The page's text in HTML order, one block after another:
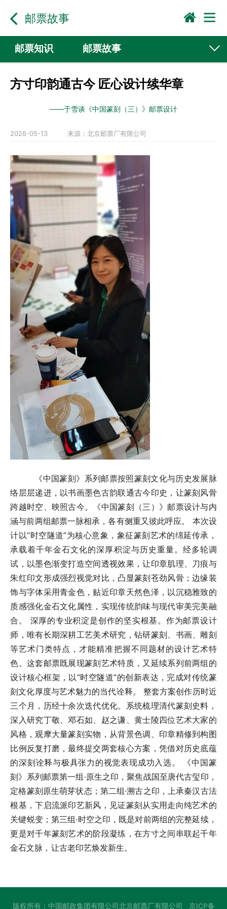
邮票故事
邮票知识 邮票故事
方寸印韵通古今 匠心设计续华章
——于雪谈《中国篆刻（三）》邮票设计
2026-05-13 来源：北京邮票厂有限公司
《中国篆刻》系列邮票按照篆刻文化与历史发展脉
络层层递进，以书画墨色古韵联通古今印史，让篆刻风骨
跨越时空、映照古今。《中国篆刻（三）》邮票设计与内
涵与前两组邮票一脉相承，各有侧重又彼此呼应。 本次设
计以“时空隧道”为核心意象，象征篆刻艺术的绵延传承，
承载着千年金石文化的深厚积淀与历史重量。经多轮调
试，以墨色渐变打造空间透视效果，让印章肌理、刀痕与
朱红印文形成强烈视觉对比，凸显篆刻苍劲风骨；边缘装
饰与字体采用青金色，贴近印章天然色泽，以沉稳雅致的
质感强化金石文化属性，实现传统韵味与现代审美完美融
合。 深厚的专业积淀是创作的坚实根基。作为邮票设计
师，唯有长期深耕工艺美术研究，钻研篆刻、书画、雕刻
等艺术门类特点，才能精准把握不同题材的设计艺术特
色。这套邮票既展现篆刻艺术特质，又延续系列前两组的
设计核心框架，以“时空隧道”的创新表达，完成对传统篆
刻文化厚度与艺术魅力的当代诠释。 整套方案创作历时近
三个月，历经十余次迭代优化。系统梳理清代篆刻史料，
深入研究丁敬、邓石如、赵之谦、黄士陵四位艺术大家的
风格，观摩大量篆刻实物，从背景色调、印章精修到构图
比例反复打磨，最终提交两套核心方案，凭借对历史底蕴
的深刻诠释与极具张力的视觉表现成功入选。 《中国篆
刻》系列邮票第一组·原生之印，聚焦战国至唐代古玺印，
定格篆刻原生萌芽状态；第二组·溯古之印，上承秦汉古法
根基，下启流派印艺新风，见证篆刻从实用走向纯艺术的
关键蜕变；第三组·时空之印，既是对前两组的完整延续，
更是对千年篆刻艺术的阶段凝练，在方寸之间串联起千年
金石文脉，让古老印艺焕发新生。
版权所有：中国邮政集团有限公司北京邮票厂有限公司 京ICP备